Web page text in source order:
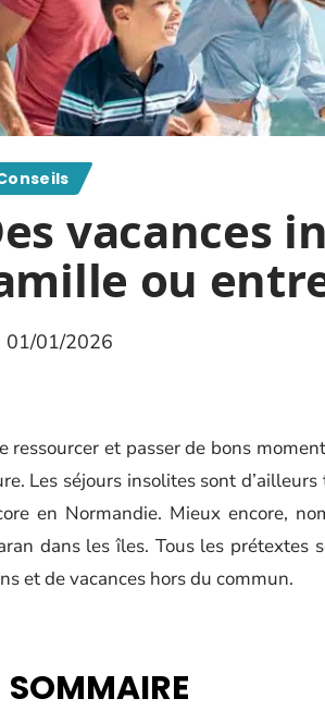
vacances
ou
01/01/2026
ressourcer et passer de bons
Les séjours insolites sont
en Normandie. Mieux encore,
dans les îles. Tous les prétextes
et de vacances hors du commun.
SOMMAIRE